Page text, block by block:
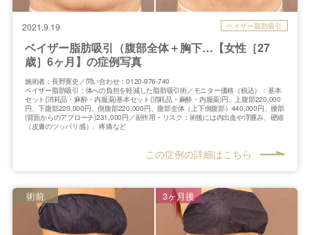
2021.9.19 ベイザー脂肪吸引
ベイザー脂肪吸引（腹部全体＋胸下…【女性［27
歳］6ヶ月】の症例写真
施術者：長野寛史／問い合わせ：0120-976-740
ベイザー脂肪吸引：体への負担を軽減した脂肪吸引術／モニター価格（税込）：基本
セット(消耗品・麻酔・内服薬)基本セット(消耗品・麻酔・内服薬)円、上腹部220,000
円、下腹部220,000円、側腹部220,000円、腹部全体（上下側腹部）440,000円、腰部
(背面からのアプローチ)231,000円／副作用・リスク：術後には内出血や浮腫み、硬縮
（皮膚のツッパリ感）、疼痛など
この症例の詳細はこちら
術前 3ヶ月後